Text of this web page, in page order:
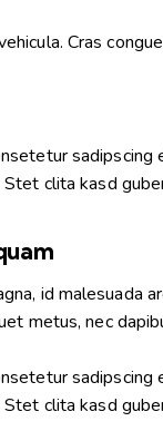
Cras
clita kasd
id malesuada
metus, nec
clita kasd